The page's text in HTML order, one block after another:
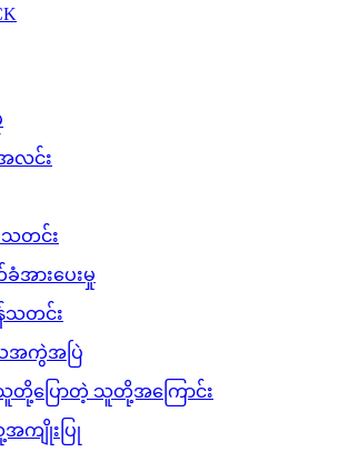
အလင်း
တင်း
အားပေးမှု
သတင်း
ကွဲအပြဲ
တို့ပြောတဲ့ သူတို့အကြောင်း
အကျိုးပြု